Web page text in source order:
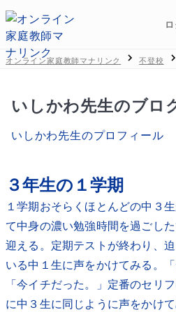
オンライン家庭教師マナリンク 不登校
いしかわ先生のブロ
いしかわ先生のプロフィール
３年生の１学期
１学期おそらくほとんどの中３
て中身の濃い勉強時間を過ごし
迎える。定期テストが終わり、
いる中１生に声をかけてみる。
「今イチだった。」定番のセリ
に中３生に同じように声をかけ